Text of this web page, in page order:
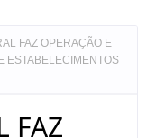
FAZ OPERAÇÃO E
ESTABELECIMENTOS
FAZ